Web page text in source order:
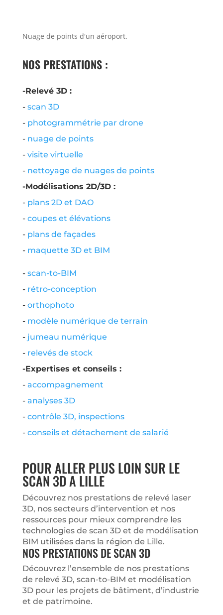
Nuage de points d'un aéroport.
NOS PRESTATIONS :
-Relevé 3D :
- scan 3D
- photogrammétrie par drone
- nuage de points
- visite virtuelle
- nettoyage de nuages de points
-Modélisations 2D/3D :
- plans 2D et DAO
- coupes et élévations
- plans de façades
- maquette 3D et BIM
- scan-to-BIM
- rétro-conception
- orthophoto
- modèle numérique de terrain
- jumeau numérique
- relevés de stock
-Expertises et conseils :
- accompagnement
- analyses 3D
- contrôle 3D, inspections
- conseils et détachement de salarié
POUR ALLER PLUS LOIN SUR LE
SCAN 3D A LILLE
Découvrez nos prestations de relevé laser
3D, nos secteurs d’intervention et nos
ressources pour mieux comprendre les
technologies de scan 3D et de modélisation
BIM utilisées dans la région de Lille.
NOS PRESTATIONS DE SCAN 3D
Découvrez l’ensemble de nos prestations
de relevé 3D, scan-to-BIM et modélisation
3D pour les projets de bâtiment, d’industrie
et de patrimoine.